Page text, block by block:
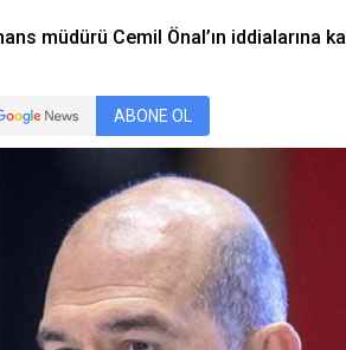
müdürü Cemil Önal’ın iddialarına
ABONE OL